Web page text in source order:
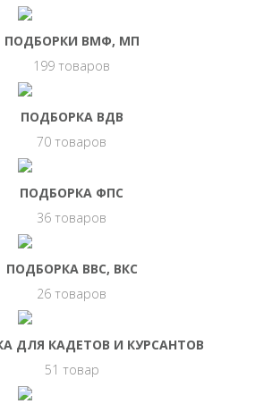
ПОДБОРКИ ВМФ, МП
199 товаров
ПОДБОРКА ВДВ
70 товаров
ПОДБОРКА ФПС
36 товаров
ПОДБОРКА ВВС, ВКС
26 товаров
ДЛЯ КАДЕТОВ И КУРСАНТОВ
51 товар